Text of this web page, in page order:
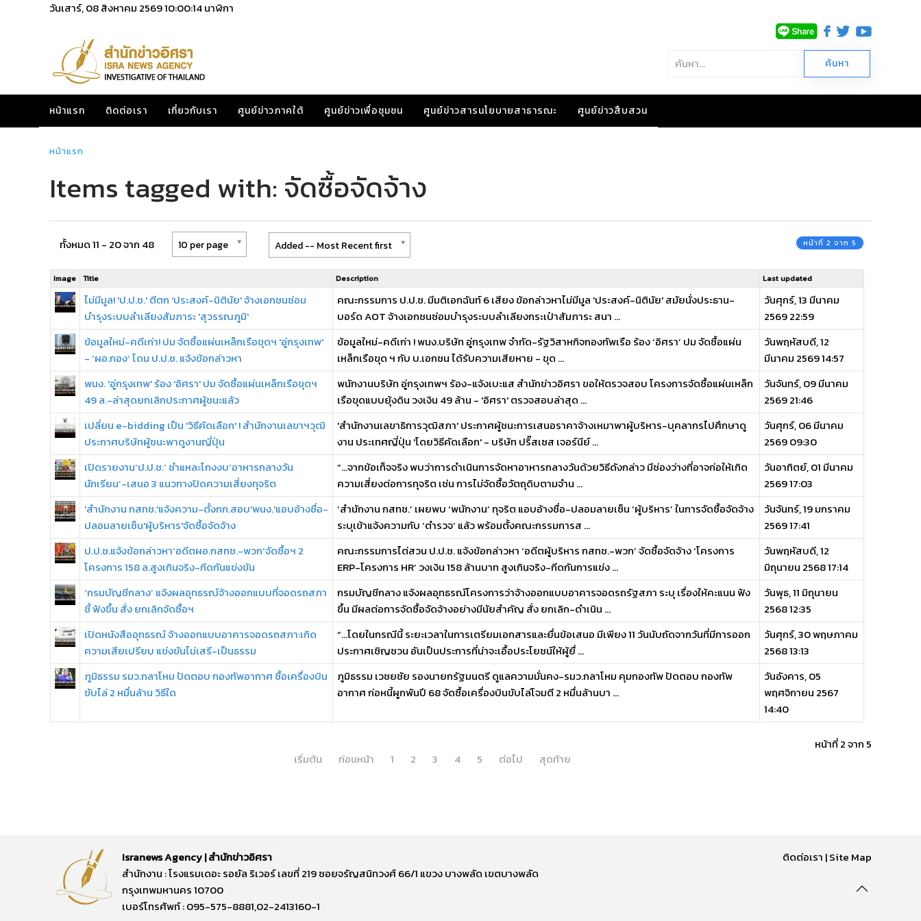
วันเสาร์, 08 สิงหาคม 256910:00:14นาฬิกา
หน้าแรก ติดต่อเรา เกี่ยวกับเรา ศูนย์ข่าวภาคใต้ ศูนย์ข่าวเพื่อชุมชน ศูนย์ข่าวสารนโยบายสาธารณะ ศูนย์ข่าวสืบสวน
หน้าแรก
Items tagged with: จัดซื้อจัดจ้าง
ทั้งหมด 11 - 20 จาก 48 10 per page Added -- Most Recent first หน้าที่ 2 จาก 5
Image Title Description Last updated
ไม่มีมูล! 'ป.ป.ช.' ตีตก 'ประสงค์-นิตินัย' จ้างเอกชนซ่อม
บำรุงระบบลำเลียงสัมภาระ 'สุวรรณภูมิ'
คณะกรรมการ ป.ป.ช. มีมติเอกฉันท์ 6 เสียง ข้อกล่าวหาไม่มีมูล 'ประสงค์-นิตินัย' สมัยนั่งประธาน-
บอร์ด AOT จ้างเอกชนซ่อมบำรุงระบบลำเลียงกระเป๋าสัมภาระ สนา ...
วันศุกร์, 13 มีนาคม
2569 22:59
ข้อมูลใหม่-คดีเก่า! ปม จัดซื้อแผ่นเหล็กเรือขุดฯ 'อู่กรุงเทพ'
- ‘ผอ.กอง’ โดน ป.ป.ช. แจ้งข้อกล่าวหา
ข้อมูลใหม่-คดีเก่า ! พนง.บริษัท อู่กรุงเทพ จำกัด-รัฐวิสาหกิจกองทัพเรือ ร้อง ‘อิศรา’ ปม จัดซื้อแผ่น
เหล็กเรือขุด ฯ กับ บ.เอกชน ได้รับความเสียหาย - ขุด ...
วันพฤหัสบดี, 12
มีนาคม 2569 14:57
พนง. 'อู่กรุงเทพ' ร้อง 'อิศรา' ปม จัดซื้อแผ่นเหล็กเรือขุดฯ
49 ล.-ล่าสุดยกเลิกประกาศผู้ชนะแล้ว
พนักงานบริษัท อู่กรุงเทพฯ ร้อง-แจ้งเบะแส สำนักข่าวอิศรา ขอให้ตรวจสอบ โครงการจัดซื้อแผ่นเหล็ก
เรือขุดแบบยุ้งดิน วงเงิน 49 ล้าน - 'อิศรา' ตรวจสอบล่าสุด ...
วันจันทร์, 09 มีนาคม
2569 21:46
เปลี่ยน e-bidding เป็น 'วิธีคัดเลือก' ! สำนักงานเลขาฯวุฒิ
ประกาศบริษัทผู้ชนะพาดูงานญี่ปุ่น
'สำนักงานเลขาธิการวุฒิสภา' ประกาศผู้ชนะการเสนอราคาจ้างเหมาพาผู้บริหาร-บุคลากรไปศึกษาดู
งาน ประเทศญี่ปุ่น 'โดยวิธีคัดเลือก' - บริษัท ปริ๊สเซส เจอร์นีย์ ...
วันศุกร์, 06 มีนาคม
2569 09:30
เปิดรายงาน‘ป.ป.ช.’ ชำแหละโกงงบ‘อาหารกลางวัน
นักเรียน’-เสนอ 3 แนวทางปิดความเสี่ยงทุจริต
“…จากข้อเท็จจริง พบว่าการดำเนินการจัดหาอาหารกลางวันด้วยวิธีดังกล่าว มีช่องว่างที่อาจก่อให้เกิด
ความเสี่ยงต่อการทุจริต เช่น การไม่จัดซื้อวัตถุดิบตามจำน ...
วันอาทิตย์, 01 มีนาคม
2569 17:03
'สำนักงาน กสทช.'แจ้งความ-ตั้งกก.สอบ'พนง.'แอบอ้างชื่อ-
ปลอมลายเซ็น'ผู้บริหาร'จัดซื้อจัดจ้าง
‘สำนักงาน กสทช.’ เผยพบ ‘พนักงาน’ ทุจริต แอบอ้างชื่อ-ปลอมลายเซ็น ‘ผู้บริหาร’ ในการจัดซื้อจัดจ้าง
ระบุเข้าแจ้งความกับ ‘ตำรวจ’ แล้ว พร้อมตั้งคณะกรรมการส ...
วันจันทร์, 19 มกราคม
2569 17:41
ป.ป.ช.แจ้งข้อกล่าวหา‘อดีตผอ.กสทช.-พวก’จัดซื้อฯ 2
โครงการ 158 ล.สูงเกินจริง-กีดกันแข่งขัน
คณะกรรมการไต่สวน ป.ป.ช. แจ้งข้อกล่าวหา ‘อดีตผู้บริหาร กสทช.-พวก’ จัดซื้อจัดจ้าง ‘โครงการ
ERP-โครงการ HR’ วงเงิน 158 ล้านบาท สูงเกินจริง-กีดกันการแข่ง ...
วันพฤหัสบดี, 12
มิถุนายน 2568 17:14
‘กรมบัญชีกลาง’ แจ้งผลอุทธรณ์จ้างออกแบบที่จอดรถสภา
ชี้ ฟังขึ้น สั่ง ยกเลิกจัดซื้อฯ
กรมบัญชีกลาง แจ้งผลอุทธรณ์โครงการว่าจ้างออกแบบอาคารจอดรถรัฐสภา ระบุ เรื่องให้คะแนน ฟัง
ขึ้น มีผลต่อการจัดซื้อจัดจ้างอย่างมีนัยสำคัญ สั่ง ยกเลิก-ดำเนิน ...
วันพุธ, 11 มิถุนายน
2568 12:35
เปิดหนังสืออุทธรณ์ จ้างออกแบบอาคารจอดรถสภา:เกิด
ความเสียเปรียบ แข่งขันไม่เสรี-เป็นธรรม
“…โดยในกรณีนี้ ระยะเวลาในการเตรียมเอกสารและยื่นข้อเสนอ มีเพียง 11 วันนับถัดจากวันที่มีการออก
ประกาศเชิญชวน อันเป็นประการที่น่าจะเอื้อประโยชน์ให้ผู้ยื่ ...
วันศุกร์, 30 พฤษภาคม
2568 13:13
ภูมิธรรม รมว.กลาโหม ปัดตอบ กองทัพอากาศ ซื้อเครื่องบิน
ขับไล่ 2 หมื่นล้าน วิธีใด
ภูมิธรรม เวชยชัย รองนายกรัฐมนตรี ดูแลความมั่นคง-รมว.กลาโหม คุมกองทัพ ปัดตอบ กองทัพ
อากาศ ก่อหนี้ผูกพันปี 68 จัดซื้อเครื่องบินขับไล่โจมตี 2 หมื่นล้านบา ...
วันอังคาร, 05
พฤศจิกายน 2567
14:40
หน้าที่ 2 จาก 5
เริ่มต้น
ก่อนหน้า 1 2 3 4 5 ต่อไป สุดท้าย
Isranews Agency | สำนักข่าวอิศรา
สำนักงาน : โรงแรมเดอะ รอยัล ริเวอร์ เลขที่ 219 ซอยจรัญสนิทวงศ์ 66/1 แขวง บางพลัด เขตบางพลัด
กรุงเทพมหานคร 10700
เบอร์โทรศัพท์ : 095-575-8881,02-2413160-1
ติดต่อเรา |Site Map